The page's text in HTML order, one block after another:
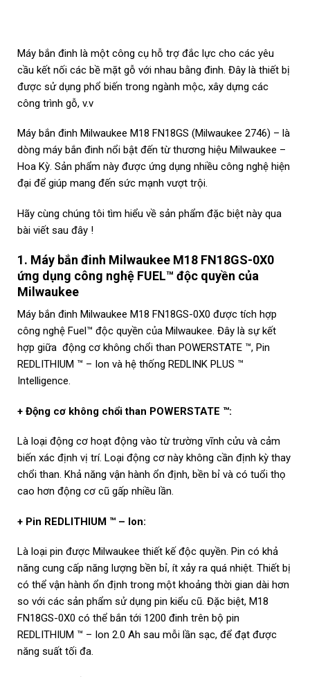
Máy bắn đinh là một công cụ hỗ trợ đắc lực cho các yêu
cầu kết nối các bề mặt gỗ với nhau bằng đinh. Đây là thiết bị
được sử dụng phổ biến trong ngành mộc, xây dựng các
công trình gỗ, v.v
Máy bắn đinh Milwaukee M18 FN18GS (Milwaukee 2746) – là
dòng máy bắn đinh nổi bật đến từ thương hiệu Milwaukee –
Hoa Kỳ. Sản phẩm này được ứng dụng nhiều công nghệ hiện
đại để giúp mang đến sức mạnh vượt trội.
Hãy cùng chúng tôi tìm hiểu về sản phẩm đặc biệt này qua
bài viết sau đây !
1. Máy bắn đinh Milwaukee M18 FN18GS-0X0
ứng dụng công nghệ FUEL™ độc quyền của
Milwaukee
Máy bắn đinh Milwaukee M18 FN18GS-0X0 được tích hợp
công nghệ Fuel™ độc quyền của Milwaukee. Đây là sự kết
hợp giữa động cơ không chổi than POWERSTATE ™, Pin
REDLITHIUM ™ – Ion và hệ thống REDLINK PLUS ™
Intelligence.
+ Động cơ không chổi than POWERSTATE ™:
Là loại động cơ hoạt động vào từ trường vĩnh cửu và cảm
biến xác định vị trí. Loại động cơ này không cần định kỳ thay
chổi than. Khả năng vận hành ổn định, bền bỉ và có tuổi thọ
cao hơn động cơ cũ gấp nhiều lần.
+ Pin REDLITHIUM ™ – Ion:
Là loại pin được Milwaukee thiết kế độc quyền. Pin có khả
năng cung cấp năng lượng bền bỉ, ít xảy ra quá nhiệt. Thiết bị
có thể vận hành ổn định trong một khoảng thời gian dài hơn
so với các sản phẩm sử dụng pin kiểu cũ. Đặc biệt, M18
FN18GS-0X0 có thể bắn tới 1200 đinh trên bộ pin
REDLITHIUM ™ – Ion 2.0 Ah sau mỗi lần sạc, để đạt được
năng suất tối đa.